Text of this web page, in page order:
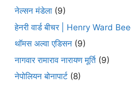
नेल्सन मंडेला (9)
हेनरी वार्ड बीचर | Henry Ward
थॉमस अल्वा एडिसन (9)
नागवार रामाराव नारायण मूर्ति (9)
नेपोलियन बोनापार्ट (8)